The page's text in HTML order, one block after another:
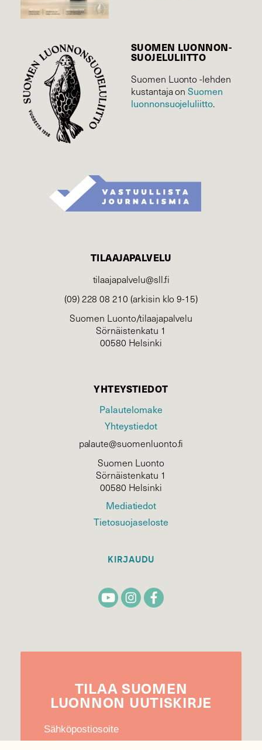
SUOMEN LUONNON­
SUOJELU­LIITTO
Suomen Luonto -lehden
kustantaja onSuomen
luonnonsuojelu­liitto.
TILAAJAPALVELU
tilaajapalvelu@sll.fi
(09) 228 08 210 (arkisin klo 9-15)
Suomen Luonto/tilaajapalvelu
Sörnäistenkatu 1
00580 Helsinki
YHTEYSTIEDOT
Palautelomake
Yhteystiedot
palaute@suomenluonto.fi
Suomen Luonto
Sörnäistenkatu 1
00580 Helsinki
Mediatiedot
Tietosuojaseloste
KIRJAUDU
TILAA SUOMEN
LUONNON UUTIS­KIRJE
Sähköpostiosoite